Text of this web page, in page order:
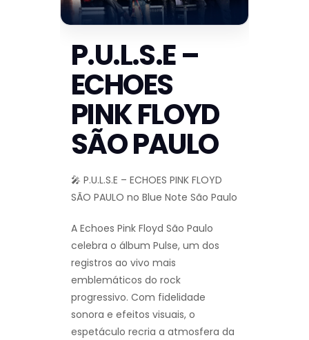
P.U.L.S.E –
ECHOES
PINK FLOYD
SÃO PAULO
🎤 P.U.L.S.E – ECHOES PINK FLOYD
SÃO PAULO no Blue Note São Paulo
A Echoes Pink Floyd São Paulo
celebra o álbum Pulse, um dos
registros ao vivo mais
emblemáticos do rock
progressivo. Com fidelidade
sonora e efeitos visuais, o
espetáculo recria a atmosfera da